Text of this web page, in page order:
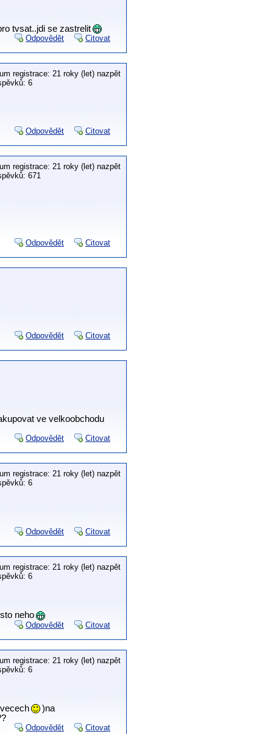
tvsat..jdi se zastrelit
Odpovědět Citovat
registrace: 21 roky (let) nazpět
6
Odpovědět Citovat
registrace: 21 roky (let) nazpět
671
Odpovědět Citovat
Odpovědět Citovat
ve velkoobchodu
Odpovědět Citovat
registrace: 21 roky (let) nazpět
6
Odpovědět Citovat
registrace: 21 roky (let) nazpět
6
neho
Odpovědět Citovat
registrace: 21 roky (let) nazpět
6
)na
Odpovědět Citovat